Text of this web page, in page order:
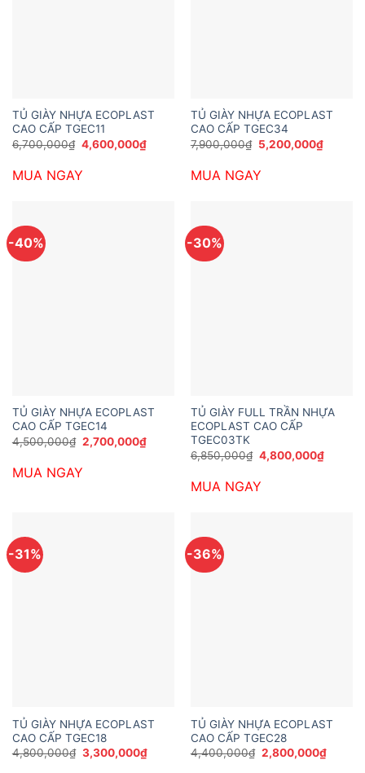
TỦ GIÀY NHỰA ECOPLAST
CAO CẤP TGEC11
6,700,000₫ Giá
gốc
6,700,000₫.
4,600,000₫Giá
hiện
MUA NGAY
TỦ GIÀY NHỰA ECOPLAST
CAO CẤP TGEC34
7,900,000₫ Giá
gốc
7,900,000₫.
5,200,000₫Giá
hiện
MUA NGAY
-40%
TỦ GIÀY NHỰA ECOPLAST
CAO CẤP TGEC14
4,500,000₫ Giá
gốc
4,500,000₫.
2,700,000₫Giá
hiện
2,700,000₫.
MUA NGAY
-30%
TỦ GIÀY FULL TRẦN NHỰA
ECOPLAST CAO CẤP
TGEC03TK
6,850,000₫ Giá
gốc
6,850,000₫.
4,800,000₫Giá
hiện
MUA NGAY
-31%
TỦ GIÀY NHỰA ECOPLAST
CAO CẤP TGEC18
4,800,000₫ Giá
gốc
3,300,000₫Giá
hiện
-36%
TỦ GIÀY NHỰA ECOPLAST
CAO CẤP TGEC28
4,400,000₫ Giá
gốc
2,800,000₫Giá
hiện